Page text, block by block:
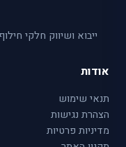
ייבוא ושיווק חלקי
אודות
תנאי שימוש
הצהרת נגישות
מדיניות פרטיות